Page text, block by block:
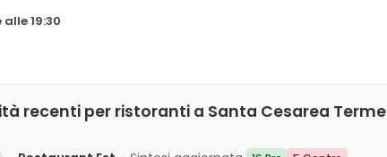
alle 19:30
recenti per ristoranti a Santa Cesarea Terme